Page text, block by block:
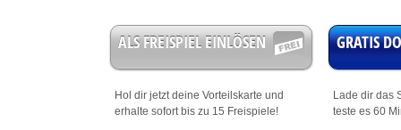
ALS FREISPIEL EINLÖSEN
Hol dir jetzt deine Vorteilskarte und
erhalte sofort bis zu 15 Freispiele!
GRATIS
Lade dir das
teste es 60